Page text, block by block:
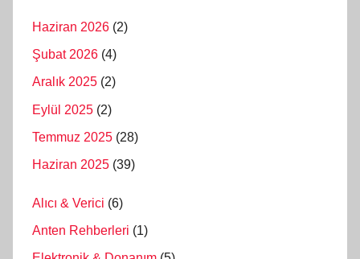
Haziran 2026 (2)
Şubat 2026 (4)
Aralık 2025 (2)
Eylül 2025 (2)
Temmuz 2025 (28)
Haziran 2025 (39)
Alıcı & Verici (6)
Anten Rehberleri (1)